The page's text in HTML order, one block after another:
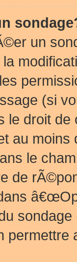
un
la
(si
le droit
au
le
de
permettre